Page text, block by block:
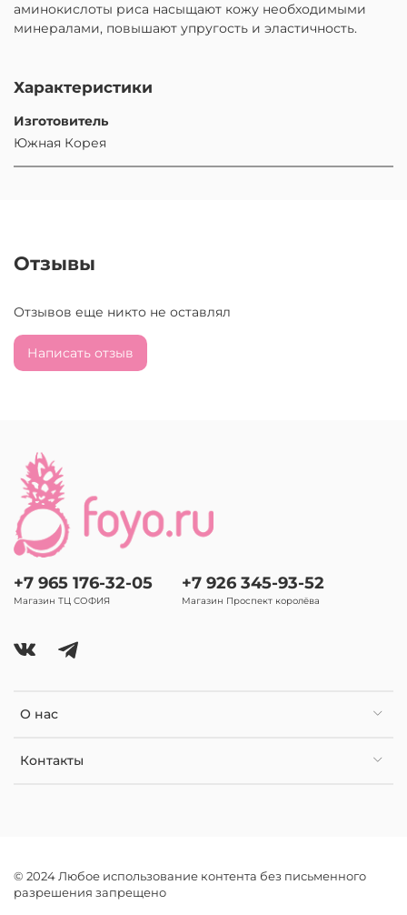
аминокислоты риса насыщают кожу необходимыми
минералами, повышают упругость и эластичность.
Характеристики
Изготовитель
Южная Корея
Отзывы
Отзывов еще никто не оставлял
Написать отзыв
О нас
Контакты
+7 965 176-32-05
Магазин ТЦ СОФИЯ
+7 926 345-93-52
Магазин Проспект королёва
© 2024 Любое использование контента без письменного
разрешения запрещено